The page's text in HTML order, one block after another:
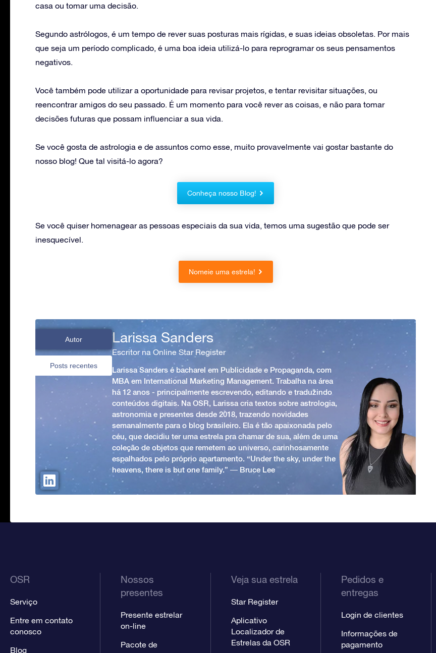
casa ou tomar uma decisão.
Segundo astrólogos, é um tempo de rever suas posturas mais rígidas, e suas ideias obsoletas. Por mais
que seja um período complicado, é uma boa ideia utilizá-lo para reprogramar os seus pensamentos
negativos.
Você também pode utilizar a oportunidade para revisar projetos, e tentar revisitar situações, ou
reencontrar amigos do seu passado. É um momento para você rever as coisas, e não para tomar
decisões futuras que possam influenciar a sua vida.
Se você gosta de astrologia e de assuntos como esse, muito provavelmente vai gostar bastante do
nosso blog! Que tal visitá-lo agora?
Conheça nosso Blog!
Se você quiser homenagear as pessoas especiais da sua vida, temos uma sugestão que pode ser
inesquecível.
Nomeie uma estrela!
Autor
Posts recentes
Larissa Sanders
Escritor na Online Star Register
Larissa Sanders é bacharel em Publicidade e Propaganda, com
MBA em International Marketing Management. Trabalha na área
há 12 anos - principalmente escrevendo, editando e traduzindo
conteúdos digitais. Na OSR, Larissa cria textos sobre astrologia,
astronomia e presentes desde 2018, trazendo novidades
semanalmente para o blog brasileiro. Ela é tão apaixonada pelo
céu, que decidiu ter uma estrela pra chamar de sua, além de uma
coleção de objetos que remetem ao universo, carinhosamente
espalhados pelo próprio apartamento. “Under the sky, under the
heavens, there is but one family.” ― Bruce Lee
OSR
Serviço
Entre em contato
conosco
Blog
Nossos
presentes
Presente estrelar
on-line
Pacote de
Veja sua estrela
Star Register
Aplicativo
Localizador de
Estrelas da OSR
Pedidos e
entregas
Login de clientes
Informações de
pagamento